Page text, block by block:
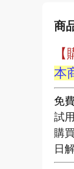
商
本
免
試
購
日